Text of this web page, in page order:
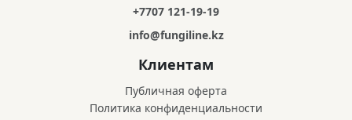
+7707 121-19-19
info@fungiline.kz
Клиентам
Публичная оферта
Политика конфиденциальности